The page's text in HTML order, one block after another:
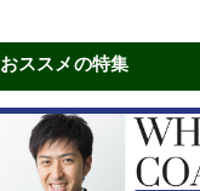
おススメの特集